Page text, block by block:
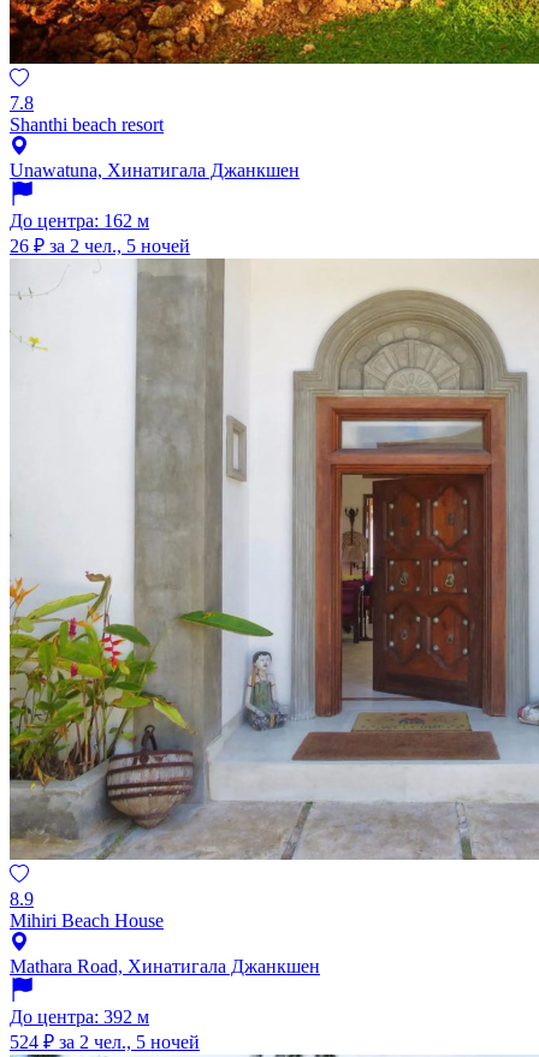
7.8
Shanthi beach resort
Unawatuna, Хинатигала Джанкшен
До центра: 162 м
26 ₽ за 2 чел., 5 ночей
8.9
Mihiri Beach House
Mathara Road, Хинатигала Джанкшен
До центра: 392 м
524 ₽ за 2 чел., 5 ночей